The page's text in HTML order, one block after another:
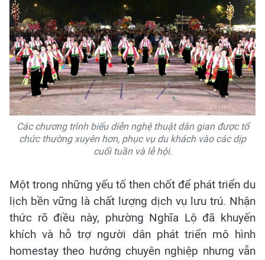
Các chương trình biểu diễn nghệ thuật dân gian được tổ
chức thường xuyên hơn, phục vụ du khách vào các dịp
cuối tuần và lễ hội.
Một trong những yếu tố then chốt để phát triển du
lịch bền vững là chất lượng dịch vụ lưu trú. Nhận
thức rõ điều này, phường Nghĩa Lộ đã khuyến
khích và hỗ trợ người dân phát triển mô hình
homestay theo hướng chuyên nghiệp nhưng vẫn